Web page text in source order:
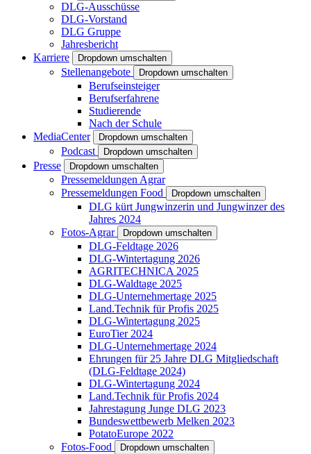
DLG-Ausschüsse
DLG-Vorstand
DLG Gruppe
Jahresbericht
Karriere
Dropdown umschalten
Stellenangebote Dropdown umschalten
Berufseinsteiger
Berufserfahrene
Studierende
Nach der Schule
MediaCenter
Dropdown umschalten
Podcast Dropdown umschalten
Presse Dropdown umschalten
Pressemeldungen Agrar
Pressemeldungen Food
Dropdown umschalten
DLG kürt Jungwinzerin und Jungwinzer des
Jahres 2024
Fotos-Agrar
Dropdown umschalten
DLG-Feldtage 2026
DLG-Wintertagung 2026
AGRITECHNICA 2025
DLG-Waldtage 2025
DLG-Unternehmertage 2025
Land.Technik für Profis 2025
DLG-Wintertagung 2025
EuroTier 2024
DLG-Unternehmertage 2024
Ehrungen für 25 Jahre DLG Mitgliedschaft
(DLG-Feldtage 2024)
DLG-Wintertagung 2024
Land.Technik für Profis 2024
Jahrestagung Junge DLG 2023
Bundeswettbewerb Melken 2023
PotatoEurope 2022
Fotos-Food
Dropdown umschalten